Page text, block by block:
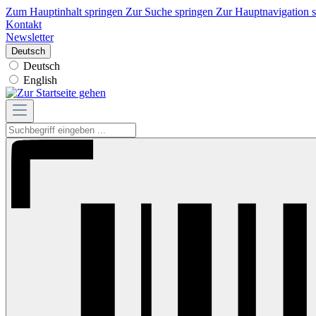
Zum Hauptinhalt springen Zur Suche springen Zur Hauptnavigation
Kontakt
Newsletter
Deutsch
Deutsch
English